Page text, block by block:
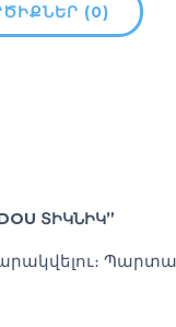
(0)
ՏԻԿՆԻԿ”